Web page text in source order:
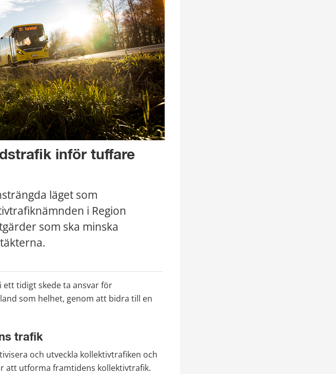
inför tuffare
läget som
i Region
som ska minska
ett tidigt skede ta ansvar för
som helhet, genom att bidra till en
trafik
och utveckla kollektivtrafiken och
att utforma framtidens kollektivtrafik.